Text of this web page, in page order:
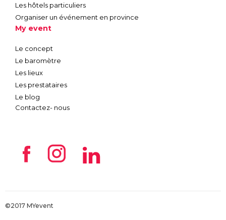
Les hôtels particuliers
Organiser un événement en province
My event
Le concept
Le baromètre
Les lieux
Les prestataires
Le blog
Contactez- nous
©2017 MYevent